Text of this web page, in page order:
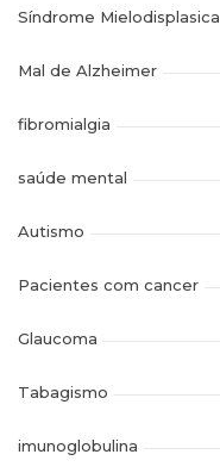
Síndrome Mielodisplasica
Mal de Alzheimer
fibromialgia
saúde mental
Autismo
Pacientes com cancer
Glaucoma
Tabagismo
imunoglobulina